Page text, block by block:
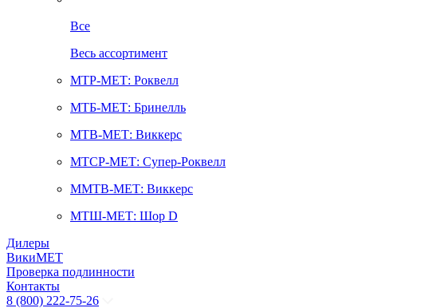
Все
Весь ассортимент
МТР-МЕТ: Роквелл
МТБ-МЕТ: Бринелль
МТВ-МЕТ: Виккерс
МТСР-МЕТ: Супер-Роквелл
ММТВ-МЕТ: Виккерс
МТШ-МЕТ: Шор D
Дилеры
ВикиМЕТ
Проверка подлинности
Контакты
8 (800) 222-75-26